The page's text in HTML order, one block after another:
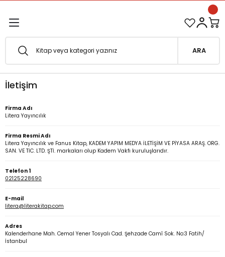
Esfârü'l-Erbaâ Seti şimdi satışta!
Metafor
ARA
İletişim
Firma Adı
Litera Yayıncılık
Firma Resmi Adı
Litera Yayıncılık ve Fanus Kitap, KADEM YAPIM MEDYA İLETİŞİM VE PİYASA ARAŞ. ORG.
SAN. VE TİC. LTD. ŞTİ. markaları olup Kadem Vakfı kuruluşlarıdır.
Telefon 1
02125228690
E-mail
litera@literakitap.com
Adres
Kalenderhane Mah. Cemal Yener Tosyalı Cad. Şehzade Camî Sok. No:3 Fatih/
İstanbul